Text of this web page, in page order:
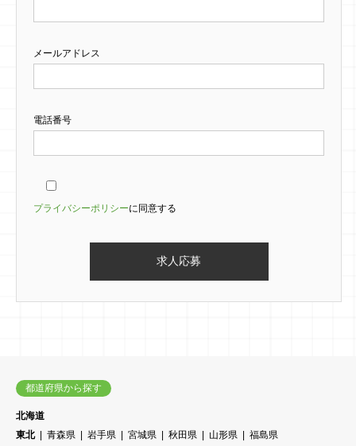
メールアドレス
電話番号
プライバシーポリシーに同意する
都道府県から探す
北海道
東北
青森県 岩手県 宮城県 秋田県 山形県
福島県